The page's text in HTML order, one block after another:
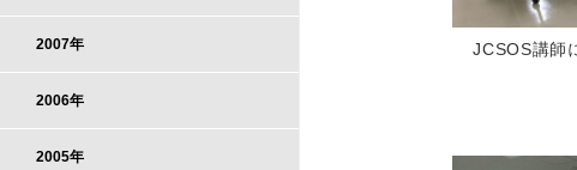
JCSOS講師
2007年
2006年
2005年